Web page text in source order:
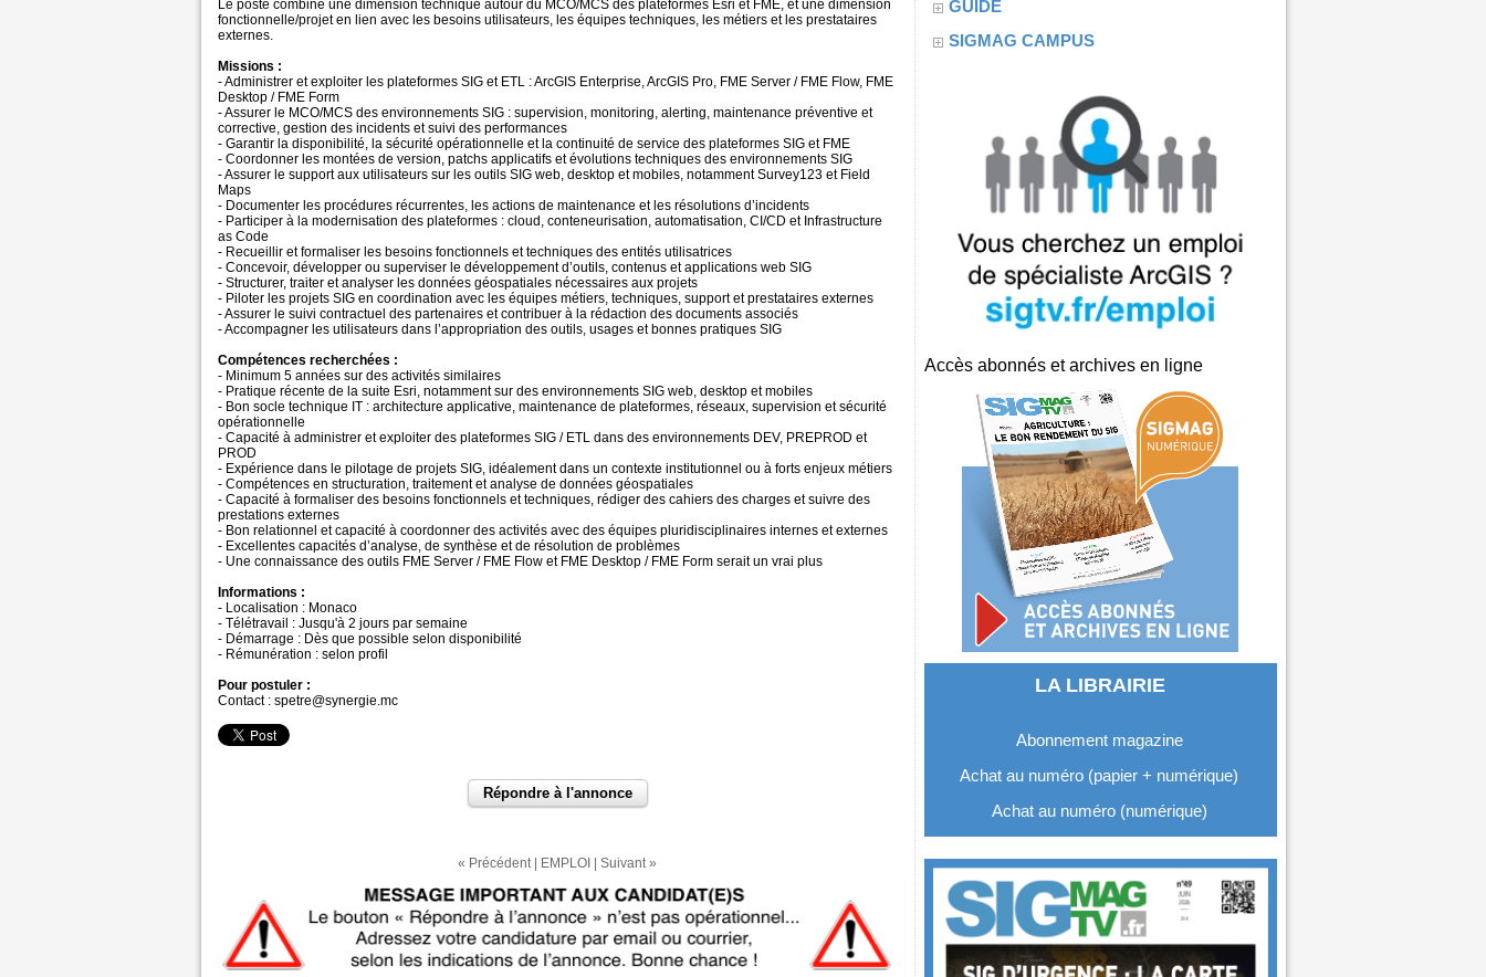
Le poste combine une dimension technique autour du MCO/MCS des plateformes Esri et FME, et une dimension
fonctionnelle/projet en lien avec les besoins utilisateurs, les équipes techniques, les métiers et les prestataires
externes.
Missions :
- Administrer et exploiter les plateformes SIG et ETL : ArcGIS Enterprise, ArcGIS Pro, FME Server / FME Flow, FME
Desktop / FME Form
- Assurer le MCO/MCS des environnements SIG : supervision, monitoring, alerting, maintenance préventive et
corrective, gestion des incidents et suivi des performances
- Garantir la disponibilité, la sécurité opérationnelle et la continuité de service des plateformes SIG et FME
- Coordonner les montées de version, patchs applicatifs et évolutions techniques des environnements SIG
- Assurer le support aux utilisateurs sur les outils SIG web, desktop et mobiles, notamment Survey123 et Field
Maps
- Documenter les procédures récurrentes, les actions de maintenance et les résolutions d’incidents
- Participer à la modernisation des plateformes : cloud, conteneurisation, automatisation, CI/CD et Infrastructure
as Code
- Recueillir et formaliser les besoins fonctionnels et techniques des entités utilisatrices
- Concevoir, développer ou superviser le développement d’outils, contenus et applications web SIG
- Structurer, traiter et analyser les données géospatiales nécessaires aux projets
- Piloter les projets SIG en coordination avec les équipes métiers, techniques, support et prestataires externes
- Assurer le suivi contractuel des partenaires et contribuer à la rédaction des documents associés
- Accompagner les utilisateurs dans l’appropriation des outils, usages et bonnes pratiques SIG
Compétences recherchées :
- Minimum 5 années sur des activités similaires
- Pratique récente de la suite Esri, notamment sur des environnements SIG web, desktop et mobiles
- Bon socle technique IT : architecture applicative, maintenance de plateformes, réseaux, supervision et sécurité
opérationnelle
- Capacité à administrer et exploiter des plateformes SIG / ETL dans des environnements DEV, PREPROD et
PROD
- Expérience dans le pilotage de projets SIG, idéalement dans un contexte institutionnel ou à forts enjeux métiers
- Compétences en structuration, traitement et analyse de données géospatiales
- Capacité à formaliser des besoins fonctionnels et techniques, rédiger des cahiers des charges et suivre des
prestations externes
- Bon relationnel et capacité à coordonner des activités avec des équipes pluridisciplinaires internes et externes
- Excellentes capacités d’analyse, de synthèse et de résolution de problèmes
- Une connaissance des outils FME Server / FME Flow et FME Desktop / FME Form serait un vrai plus
Informations :
- Localisation : Monaco
- Télétravail : Jusqu'à 2 jours par semaine
- Démarrage : Dès que possible selon disponibilité
- Rémunération : selon profil
Pour postuler :
Contact : spetre@synergie.mc
« Précédent| EMPLOI Suivant »
GUIDE
SIGMAG CAMPUS
Accès abonnés et archives en ligne
LA LIBRAIRIE
Abonnement magazine
Achat au numéro (papier + numérique)
Achat au numéro (numérique)